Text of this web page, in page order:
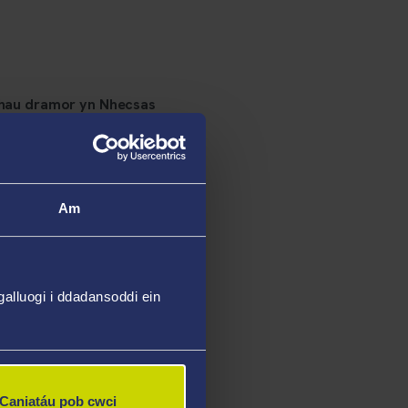
Am
i ddadansoddi ein
Caniatáu pob cwci
dramor yn Nhecsas